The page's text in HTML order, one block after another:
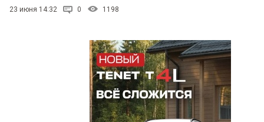
23 июня 14:32 0 1198